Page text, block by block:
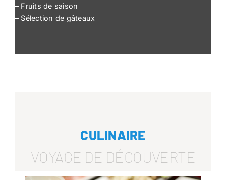
– Fruits de saison
– Sélection de gâteaux
CULINAIRE
VOYAGE DE DÉCOUVERTE